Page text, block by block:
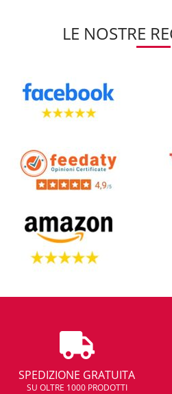
LE NOSTRE
SPEDIZIONE GRATUITA
SU OLTRE 1000 PRODOTTI